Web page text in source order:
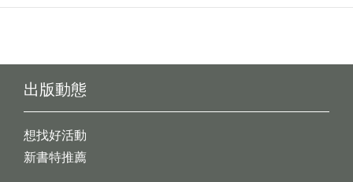
出版動態
想找好活動
新書特推薦